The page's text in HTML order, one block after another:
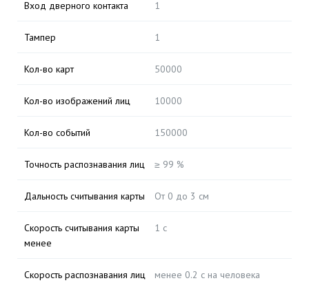
Вход дверного контакта 1
Тампер 1
Кол-во карт 50000
Кол-во изображений лиц 10000
Кол-во событий 150000
Точность распознавания лиц ≥ 99 %
Дальность считывания карты От 0 до 3 см
Скорость считывания карты
менее
1 с
Скорость распознавания лиц менее 0.2 с на человека